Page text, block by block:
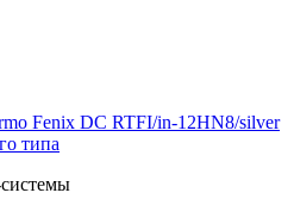
Fenix DC RTFI/in-12HN8/silver
типа